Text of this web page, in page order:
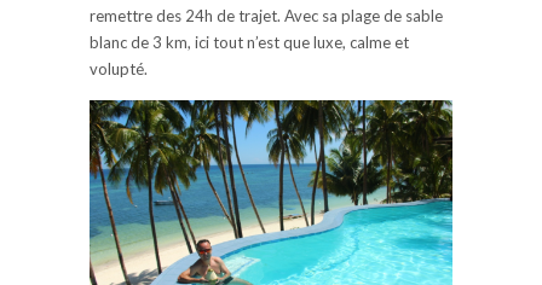
remettre des 24h de trajet. Avec sa plage de sable
blanc de 3 km, ici tout n’est que luxe, calme et
volupté.